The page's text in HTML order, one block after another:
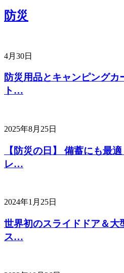
防災
4月30日
防災用品とキャンピングカ
ト…
2025年8月25日
【防災の日】 備蓄にも最
レ…
2024年1月25日
世界初のスライドドア＆大
ス…